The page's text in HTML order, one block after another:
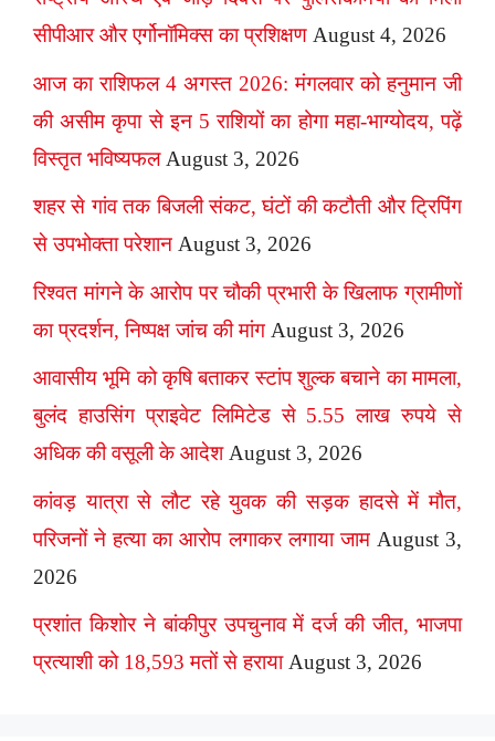
सीपीआर और एर्गोनॉमिक्स का प्रशिक्षण August 4, 2026
आज का राशिफल 4 अगस्त 2026: मंगलवार को हनुमान जी
की असीम कृपा से इन 5 राशियों का होगा महा-भाग्योदय, पढ़ें
विस्तृत भविष्यफल August 3, 2026
शहर से गांव तक बिजली संकट, घंटों की कटौती और ट्रिपिंग
से उपभोक्ता परेशान August 3, 2026
रिश्वत मांगने के आरोप पर चौकी प्रभारी के खिलाफ ग्रामीणों
का प्रदर्शन, निष्पक्ष जांच की मांग August 3, 2026
आवासीय भूमि को कृषि बताकर स्टांप शुल्क बचाने का मामला,
बुलंद हाउसिंग प्राइवेट लिमिटेड से 5.55 लाख रुपये से
अधिक की वसूली के आदेश August 3, 2026
कांवड़ यात्रा से लौट रहे युवक की सड़क हादसे में मौत,
परिजनों ने हत्या का आरोप लगाकर लगाया जाम August 3,
2026
प्रशांत किशोर ने बांकीपुर उपचुनाव में दर्ज की जीत, भाजपा
प्रत्याशी को 18,593 मतों से हराया August 3, 2026